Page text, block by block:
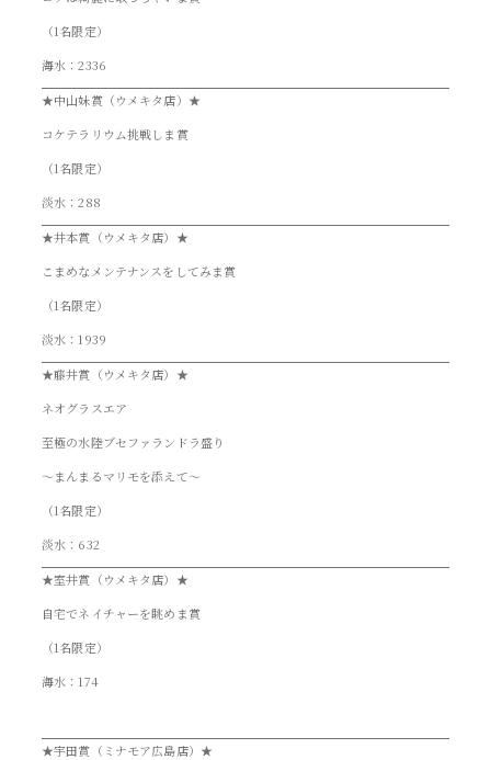
（1名限定）
海水：2336
★中山妹賞（ウメキタ店）★
コケテラリウム挑戦しま賞
（1名限定）
淡水：288
★井本賞（ウメキタ店）★
こまめなメンテナンスをしてみま賞
（1名限定）
淡水：1939
★藤井賞（ウメキタ店）★
ネオグラスエア
至極の水陸ブセファランドラ盛り
～まんまるマリモを添えて～
（1名限定）
淡水：632
★室井賞（ウメキタ店）★
自宅でネイチャーを眺めま賞
（1名限定）
海水：174
★宇田賞（ミナモア広島店）★